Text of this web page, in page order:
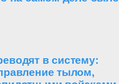
в систему:
тылом,